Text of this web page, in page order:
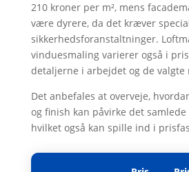
210 kroner per m², mens
være dyrere, da det kræver
sikkerhedsforanstaltninger.
vinduesmaling varierer også i
detaljerne i arbejdet og de valgte
Det anbefales at overveje,
og finish kan påvirke det
hvilket også kan spille ind i